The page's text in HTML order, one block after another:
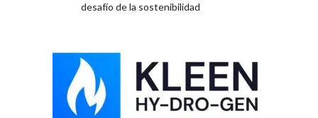
desafío de la sostenibilidad